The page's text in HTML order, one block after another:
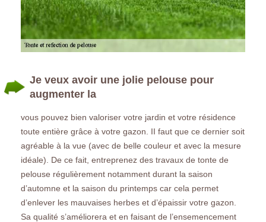
Je veux avoir une jolie pelouse pour
augmenter la
vous pouvez bien valoriser votre jardin et votre résidence
toute entière grâce à votre gazon. II faut que ce dernier soit
agréable à la vue (avec de belle couleur et avec la mesure
idéale). De ce fait, entreprenez des travaux de tonte de
pelouse régulièrement notamment durant la saison
d’automne et la saison du printemps car cela permet
d’enlever les mauvaises herbes et d’épaissir votre gazon.
Sa qualité s’améliorera et en faisant de l’ensemencement